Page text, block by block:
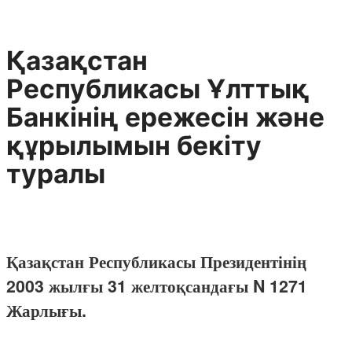
Қазақстан
Республикасы Ұлттық
Банкiнiң ережесiн және
құрылымын бекiту
туралы
Қазақстан Республикасы Президентінің
2003 жылғы 31 желтоқсандағы N 1271
Жарлығы.